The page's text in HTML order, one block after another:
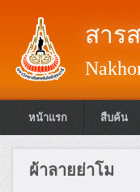
สาร
หน้าแรก สืบค้น
ผ้าลายย่าโม